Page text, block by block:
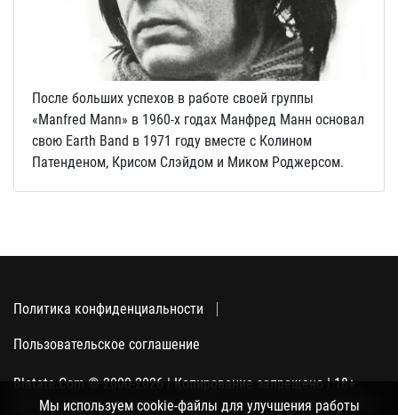
После больших успехов в работе своей группы
«Manfred Mann» в 1960-х годах Манфред Манн основал
свою Earth Band в 1971 году вместе с Колином
Патенденом, Крисом Слэйдом и Миком Роджерсом.
Политика конфиденциальности
Пользовательское соглашение
Blatata.Com © 2000-2026 | Копирование запрещено | 18+
Использование сайта подразумевает ваше полное согласие
Мы используем cookie-файлы для улучшения работы